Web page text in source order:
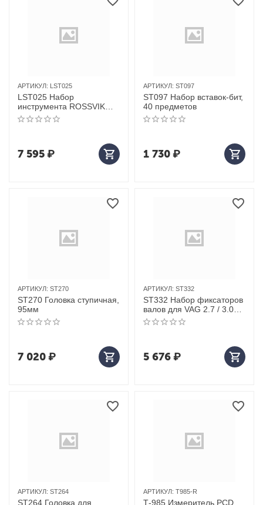
АРТИКУЛ: LST025
LST025 Набор
инструмента ROSSVIK
(фильтросъемники),
ложемент, 25 предметов
7 595₽
АРТИКУЛ: ST097
ST097 Набор вставок-бит,
40 предметов
1 730₽
АРТИКУЛ: ST270
ST270 Головка ступичная,
95мм
7 020₽
АРТИКУЛ: ST332
ST332 Набор фиксаторов
валов для VAG 2.7 / 3.0
TDI V6; 4.0/4.2 TDI V8
5 676₽
АРТИКУЛ: ST264
ST264 Головка для
АРТИКУЛ: T985-R
Т-985 Измеритель PCD